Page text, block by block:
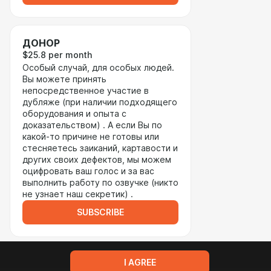
ДОНОР
$25.8 per month
Особый случай, для особых людей.
Вы можете принять
непосредственное участие в
дубляже (при наличии подходящего
оборудования и опыта с
доказательством) . А если Вы по
какой-то причине не готовы или
стесняетесь заиканий, картавости и
других своих дефектов, мы можем
оцифровать ваш голос и за вас
выполнить работу по озвучке (никто
не узнает наш секретик) .
SUBSCRIBE
I AGREE